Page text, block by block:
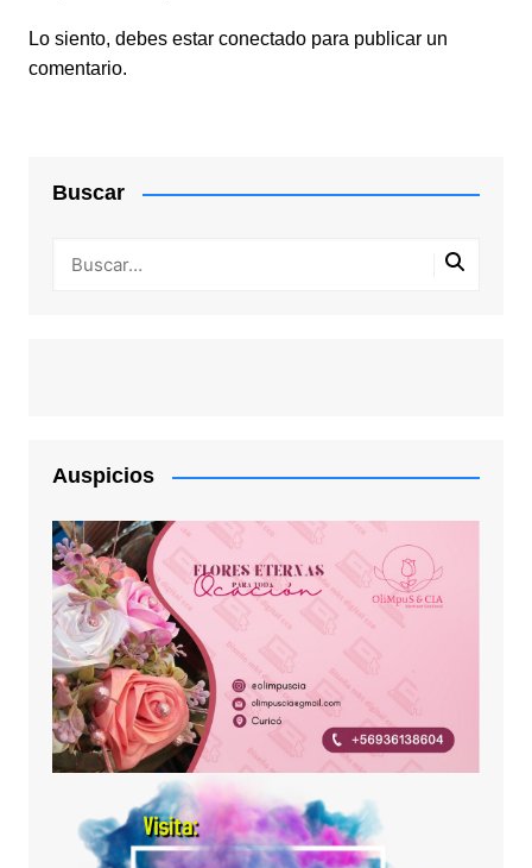
Lo siento, debes estar conectadopara publicar un
comentario.
Buscar
Auspicios